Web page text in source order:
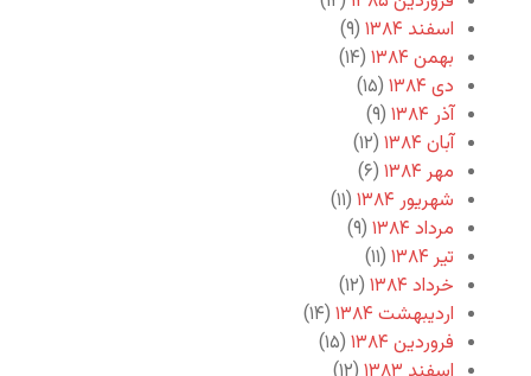
اسفند ۱۳۸۴
(۹)
بهمن ۱۳۸۴
(۱۴)
دی ۱۳۸۴
(۱۵)
آذر ۱۳۸۴
(۹)
آبان ۱۳۸۴
(۱۲)
مهر ۱۳۸۴
(۶)
شهریور ۱۳۸۴
(۱۱)
مرداد ۱۳۸۴
(۹)
تیر ۱۳۸۴
(۱۱)
خرداد ۱۳۸۴
(۱۲)
اردیبهشت ۱۳۸۴
(۱۴)
فروردین ۱۳۸۴
(۱۵)